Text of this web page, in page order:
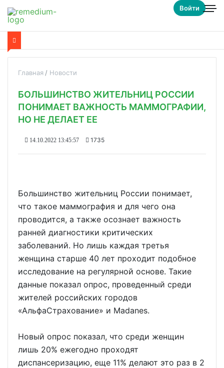
Войти
Главная Новости
БОЛЬШИНСТВО ЖИТЕЛЬНИЦ РОССИИ
ПОНИМАЕТ ВАЖНОСТЬ МАММОГРАФИИ,
НО НЕ ДЕЛАЕТ ЕЕ
14.10.2022 13:45:57 1735
Большинство жительниц России понимает,
что такое маммография и для чего она
проводится, а также осознает важность
ранней диагностики критических
заболеваний. Но лишь каждая третья
женщина старше 40 лет проходит подобное
исследование на регулярной основе. Такие
данные показал опрос, проведенный среди
жителей российских городов
«АльфаСтрахование» и Madanes.
Новый опрос показал, что среди женщин
лишь 20% ежегодно проходят
диспансеризацию, еще 11% делают это раз в 2